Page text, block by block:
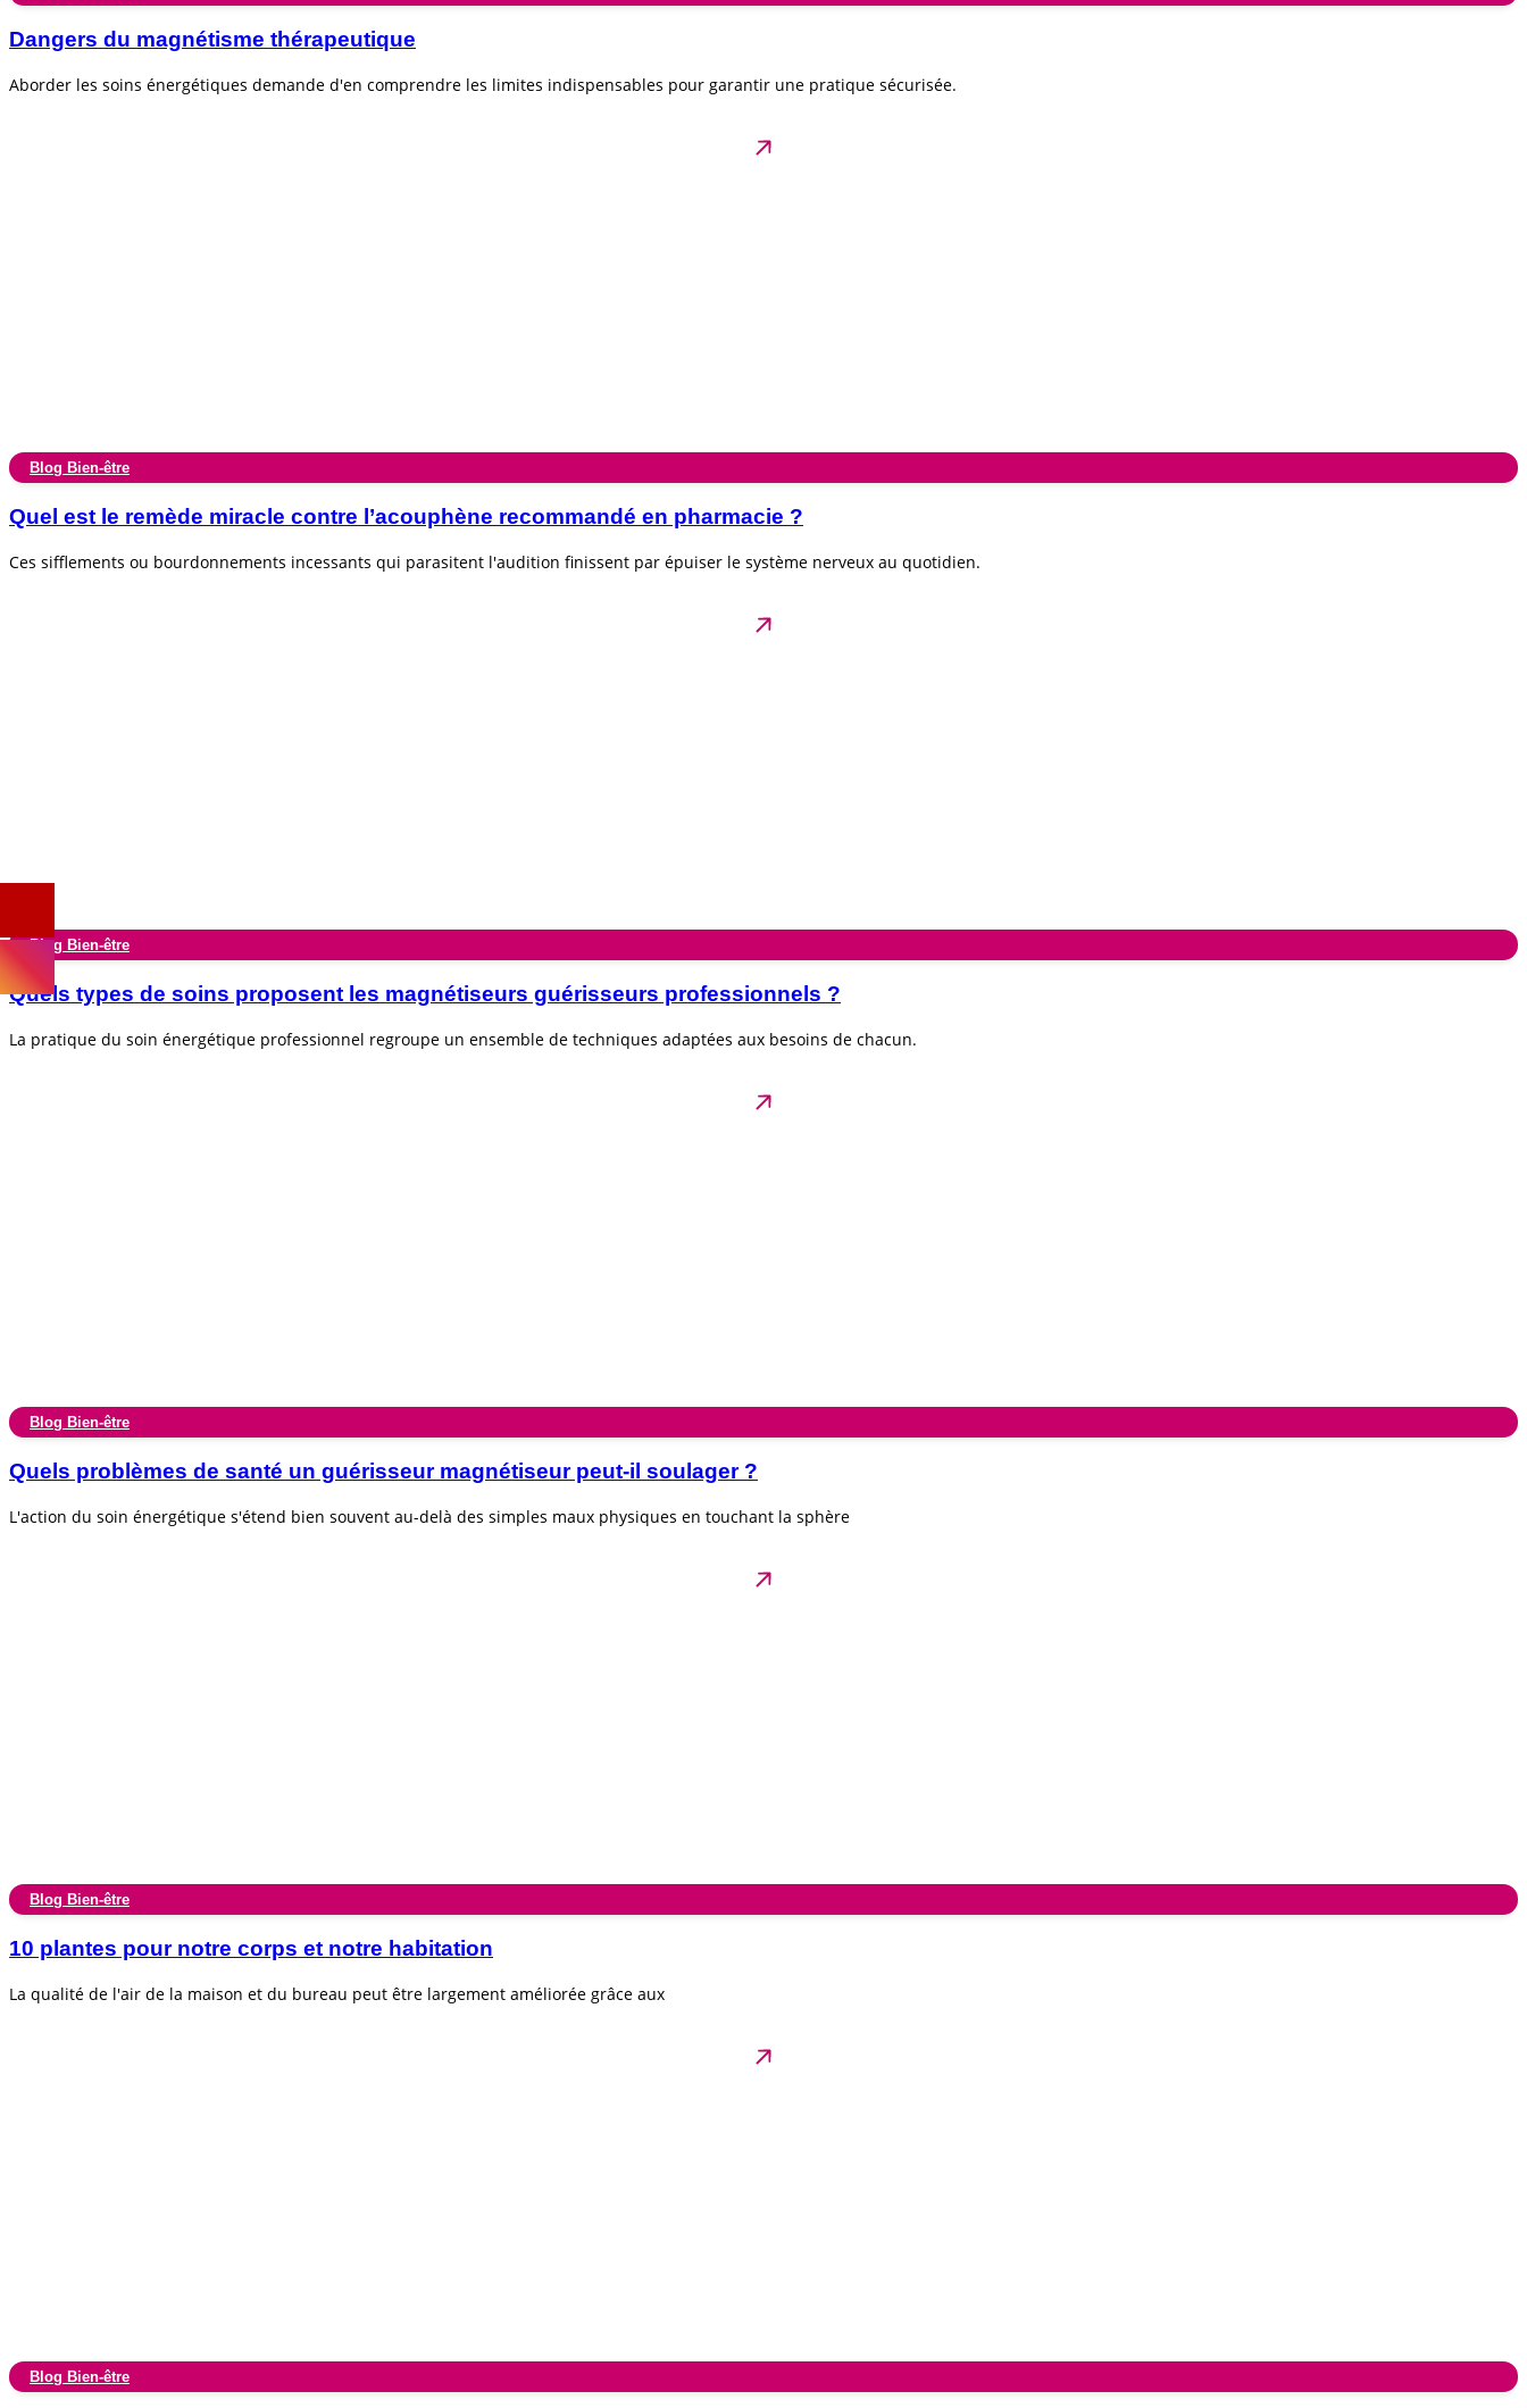
Dangers du magnétisme thérapeutique
Aborder les soins énergétiques demande d'en comprendre les limites indispensables pour garantir une pratique sécurisée.
Blog Bien-être
Quel est le remède miracle contre l’acouphène recommandé en pharmacie ?
Ces sifflements ou bourdonnements incessants qui parasitent l'audition finissent par épuiser le système nerveux au quotidien.
Blog Bien-être
Quels types de soins proposent les magnétiseurs guérisseurs professionnels ?
La pratique du soin énergétique professionnel regroupe un ensemble de techniques adaptées aux besoins de chacun.
Blog Bien-être
Quels problèmes de santé un guérisseur magnétiseur peut-il soulager ?
L'action du soin énergétique s'étend bien souvent au-delà des simples maux physiques en touchant la sphère
Blog Bien-être
10 plantes pour notre corps et notre habitation
La qualité de l'air de la maison et du bureau peut être largement améliorée grâce aux
Blog Bien-être